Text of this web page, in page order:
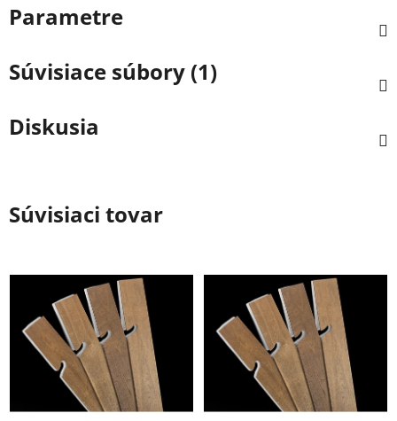
Parametre
Súvisiace súbory (1)
Diskusia
Súvisiaci tovar